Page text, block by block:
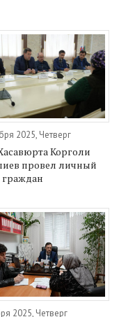
2025, Четверг
Корголи
провел личный
2025, Четверг